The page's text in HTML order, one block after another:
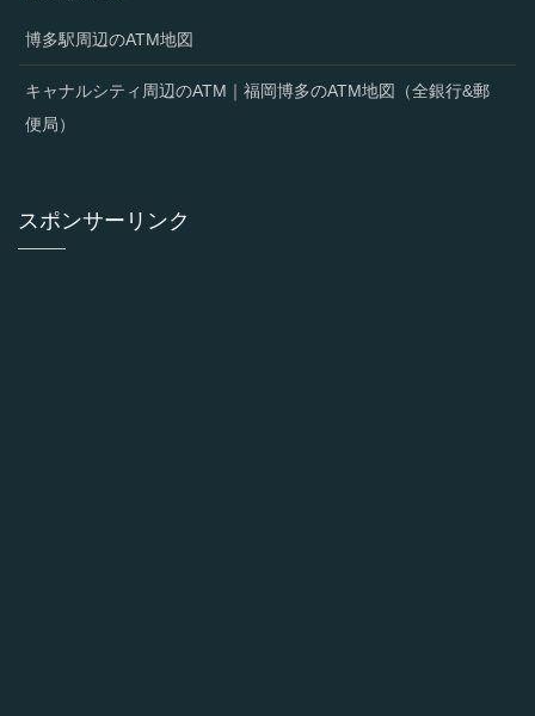
博多駅周辺のATM地図
キャナルシティ周辺のATM｜福岡博多のATM地図（全銀行&郵
便局）
スポンサーリンク